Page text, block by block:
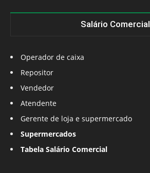
Salário Comercial
Operador de caixa
Repositor
Vendedor
Atendente
Gerente de loja e supermercado
Supermercados
Tabela Salário Comercial